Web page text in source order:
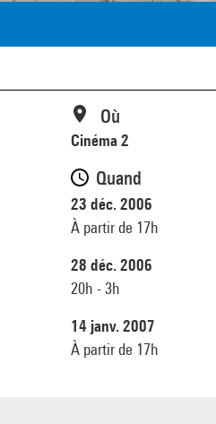
Où
Cinéma 2
Quand
23 déc. 2006
À partir de 17h
28 déc. 2006
20h - 3h
14 janv. 2007
À partir de 17h